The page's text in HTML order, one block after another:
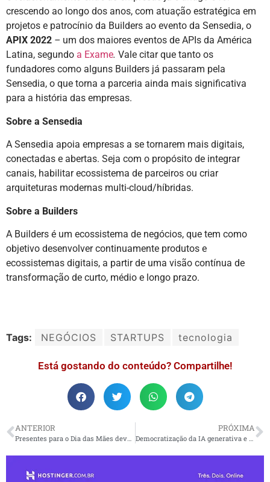
crescendo ao longo dos anos, com atuação estratégica em
projetos e patrocínio da Builders ao evento da Sensedia, o
APIX 2022 – um dos maiores eventos de APIs da América
Latina, segundo a Exame. Vale citar que tanto os
fundadores como alguns Builders já passaram pela
Sensedia, o que torna a parceria ainda mais significativa
para a história das empresas.
Sobre a Sensedia
A Sensedia apoia empresas a se tornarem mais digitais,
conectadas e abertas. Seja com o propósito de integrar
canais, habilitar ecossistema de parceiros ou criar
arquiteturas modernas multi-cloud/híbridas.
Sobre a Builders
A Builders é um ecossistema de negócios, que tem como
objetivo desenvolver continuamente produtos e
ecossistemas digitais, a partir de uma visão contínua de
transformação de curto, médio e longo prazo.
Tags: NEGÓCIOS STARTUPS tecnologia
Está gostando do conteúdo? Compartilhe!
ANTERIOR PRÓXIMA